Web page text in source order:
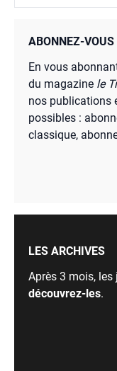
ABONNEZ-VOUS
En vous
du magazine le
nos publications
possibles :
classique,
LES ARCHIVES
Après 3 mois,
découvrez-les.